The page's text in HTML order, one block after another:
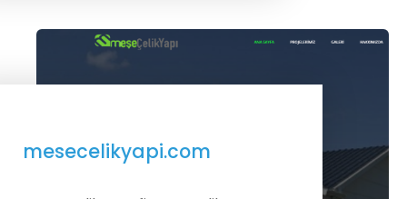
mesecelikyapi.com